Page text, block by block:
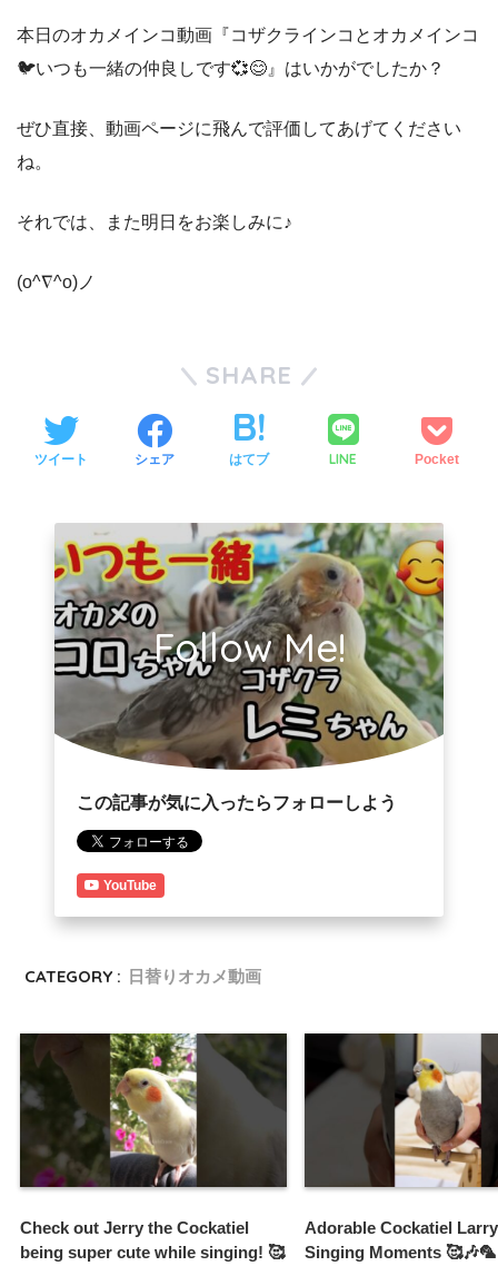
本日のオカメインコ動画『コザクラインコとオカメインコ
🐦いつも一緒の仲良しです💞😊』はいかがでしたか？
ぜひ直接、動画ページに飛んで評価してあげてください
ね。
それでは、また明日をお楽しみに♪
(o^∇^o)ノ
SHARE
ツイート シェア はてブ LINE Pocket
Follow Me!
この記事が気に入ったらフォローしよう
YouTube
CATEGORY : 日替りオカメ動画
Check out Jerry the Cockatiel
being super cute while singing! 🥰
Adorable Cockatiel
Singing Moments 🥰🎶🦜